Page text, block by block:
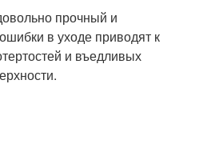
прочный и
в уходе приводят к
и въедливых